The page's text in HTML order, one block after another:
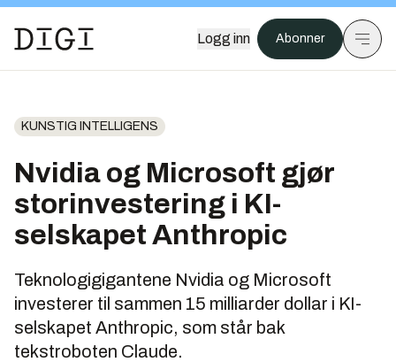
Logg inn Abonner
KUNSTIG INTELLIGENS
Nvidia og Microsoft gjør
storinvestering i KI-
selskapet Anthropic
Teknologigigantene Nvidia og Microsoft
investerer til sammen 15 milliarder dollar i KI-
selskapet Anthropic, som står bak
tekstroboten Claude.